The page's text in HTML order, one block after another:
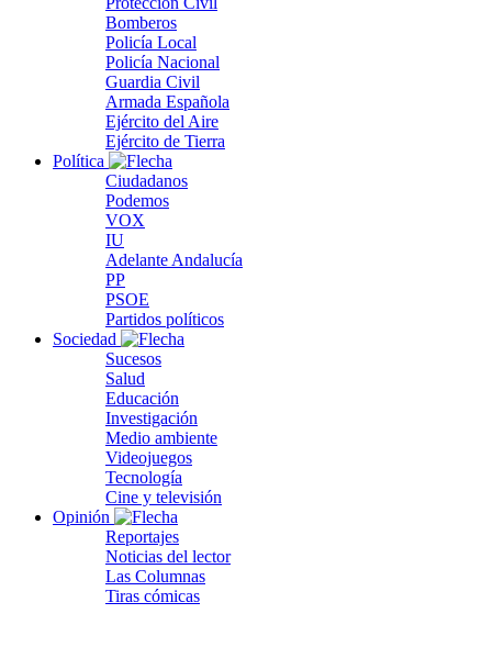
Bomberos
Policía Local
Policía Nacional
Guardia Civil
Armada Española
Ejército del Aire
Ejército de Tierra
Política
Ciudadanos
Podemos
VOX
IU
Adelante Andalucía
PP
PSOE
Partidos políticos
Sociedad
Sucesos
Salud
Educación
Investigación
Medio ambiente
Videojuegos
Tecnología
Cine y televisión
Opinión
Reportajes
Noticias del lector
Las Columnas
Tiras cómicas